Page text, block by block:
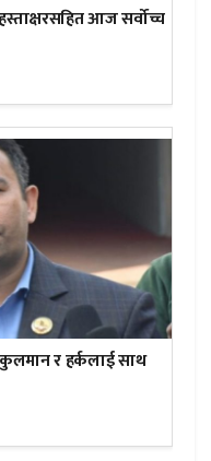
आज सर्वोच्च
र हर्कलाई साथ